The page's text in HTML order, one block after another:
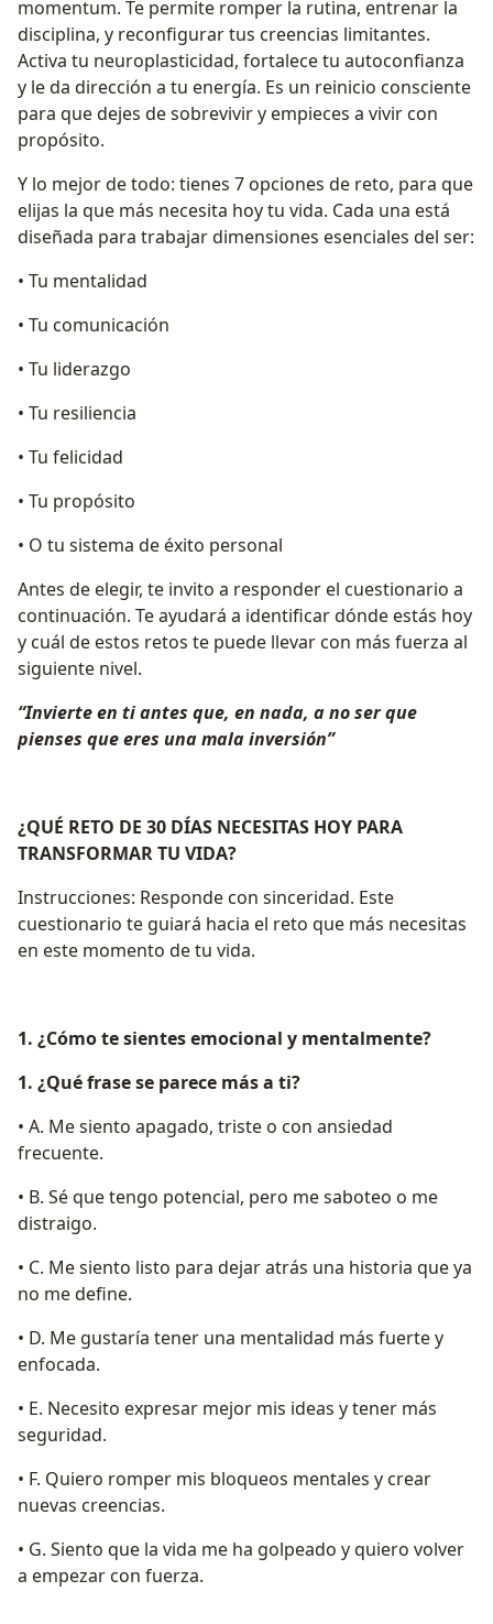
momentum. Te permite romper la rutina, entrenar la
disciplina, y reconfigurar tus creencias limitantes.
Activa tu neuroplasticidad, fortalece tu autoconfianza
y le da dirección a tu energía. Es un reinicio consciente
para que dejes de sobrevivir y empieces a vivir con
propósito.
Y lo mejor de todo: tienes 7 opciones de reto, para que
elijas la que más necesita hoy tu vida. Cada una está
diseñada para trabajar dimensiones esenciales del ser:
• Tu mentalidad
• Tu comunicación
• Tu liderazgo
• Tu resiliencia
• Tu felicidad
• Tu propósito
• O tu sistema de éxito personal
Antes de elegir, te invito a responder el cuestionario a
continuación. Te ayudará a identificar dónde estás hoy
y cuál de estos retos te puede llevar con más fuerza al
siguiente nivel.
“Invierte en ti antes que, en nada, a no ser que
pienses que eres una mala inversión”
¿QUÉ RETO DE 30 DÍAS NECESITAS HOY PARA
TRANSFORMAR TU VIDA?
Instrucciones: Responde con sinceridad. Este
cuestionario te guiará hacia el reto que más necesitas
en este momento de tu vida.
1. ¿Cómo te sientes emocional y mentalmente?
1. ¿Qué frase se parece más a ti?
• A. Me siento apagado, triste o con ansiedad
frecuente.
• B. Sé que tengo potencial, pero me saboteo o me
distraigo.
• C. Me siento listo para dejar atrás una historia que ya
no me define.
• D. Me gustaría tener una mentalidad más fuerte y
enfocada.
• E. Necesito expresar mejor mis ideas y tener más
seguridad.
• F. Quiero romper mis bloqueos mentales y crear
nuevas creencias.
• G. Siento que la vida me ha golpeado y quiero volver
a empezar con fuerza.